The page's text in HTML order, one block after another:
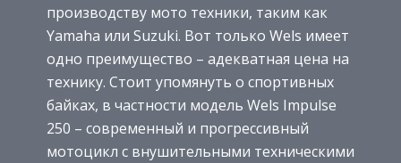
производству мото техники, таким как
Yamaha или Suzuki. Вот только Wels имеет
одно преимущество – адекватная цена на
технику. Стоит упомянуть о спортивных
байках, в частности модель Wels Impulse
250 – современный и прогрессивный
мотоцикл с внушительными техническими